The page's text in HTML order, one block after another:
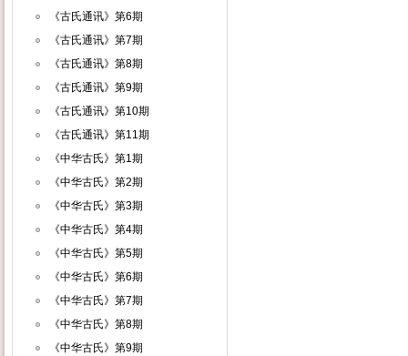
《古氏通讯》第6期
《古氏通讯》第7期
《古氏通讯》第8期
《古氏通讯》第9期
《古氏通讯》第10期
《古氏通讯》第11期
《中华古氏》第1期
《中华古氏》第2期
《中华古氏》第3期
《中华古氏》第4期
《中华古氏》第5期
《中华古氏》第6期
《中华古氏》第7期
《中华古氏》第8期
《中华古氏》第9期